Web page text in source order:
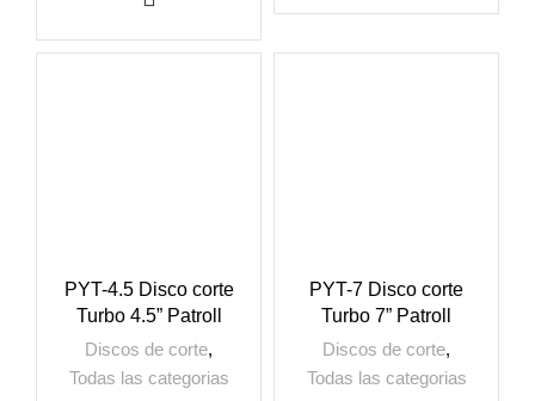
PYT-4.5 Disco corte
Turbo 4.5” Patroll
Discos de corte,
Todas las categorias
PYT-7 Disco corte
Turbo 7” Patroll
Discos de corte,
Todas las categorias